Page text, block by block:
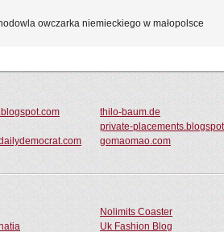
owczarka niemieckiego w małopolsce
thilo-baum.de
private-
gomaomao.com
Nolimits Coaster
Uk Fashion Blog